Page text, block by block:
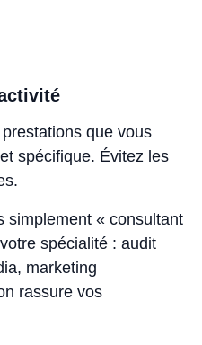
que vous
spécifique. Évitez les
simplement « consultant
spécialité : audit
marketing
rassure vos